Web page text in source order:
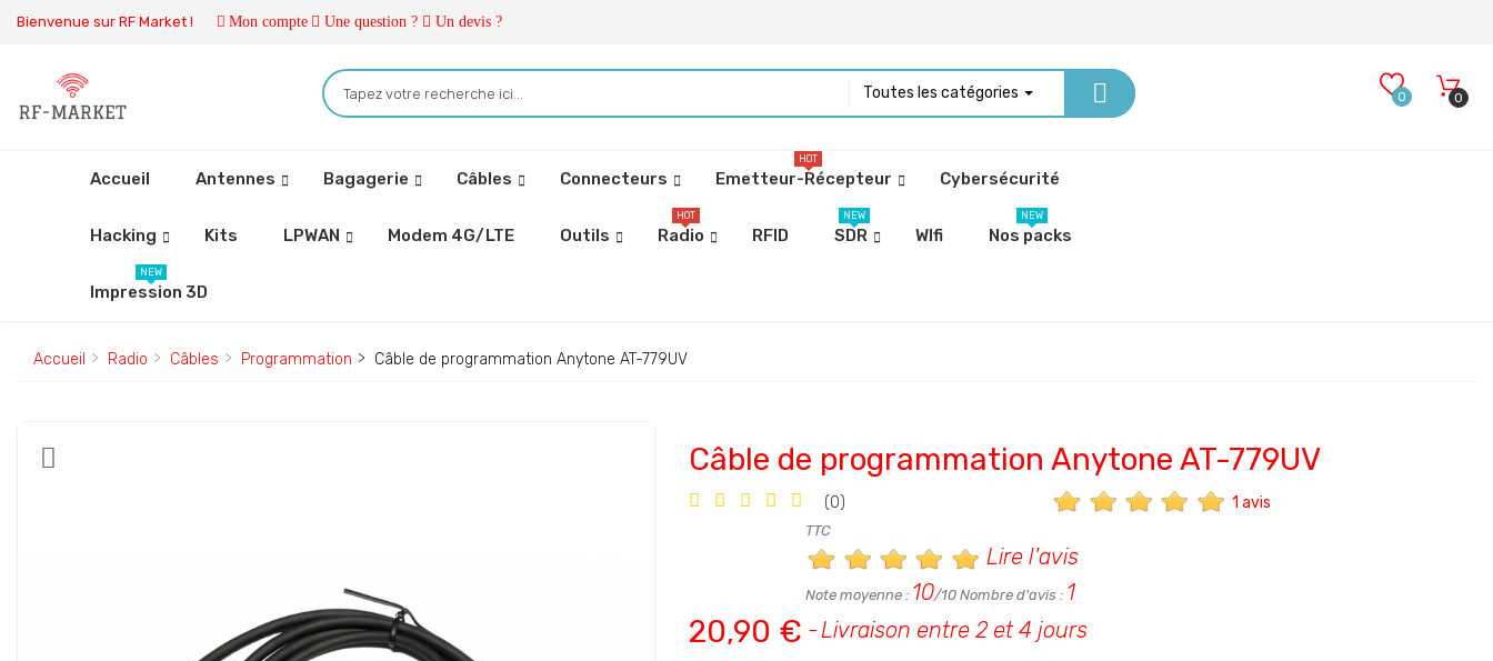
Bienvenue sur RF Market ! Mon compte Une question ? Un devis ?
Toutes les catégories 0 0
Accueil Antennes Bagagerie Câbles Connecteurs Emetteur-Récepteur
HOT
Cybersécurité
Hacking Kits LPWAN Modem 4G/LTE Outils Radio
HOT
RFID SDR
NEW
WIfi Nos packs
NEW
Impression 3D
NEW
Accueil Radio Câbles Programmation Câble de programmation Anytone AT-779UV
Câble de programmation Anytone AT-779UV
(0) 1 avis
20,90 €
TTC
Lire l'avis
Note moyenne : 10/10 Nombre d'avis : 1
Livraison entre 2 et 4 jours